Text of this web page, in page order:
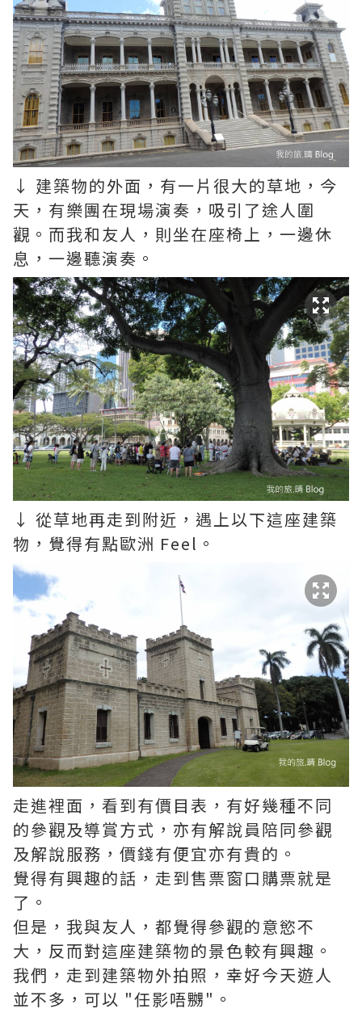
↓ 建築物的外面，有一片很大的草地，今
天，有樂團在現場演奏，吸引了途人圍
觀。而我和友人，則坐在座椅上，一邊休
息，一邊聽演奏。
↓ 從草地再走到附近，遇上以下這座建築
物，覺得有點歐洲 Feel。
走進裡面，看到有價目表，有好幾種不同
的參觀及導賞方式，亦有解說員陪同參觀
及解說服務，價錢有便宜亦有貴的。
覺得有興趣的話，走到售票窗口購票就是
了。
但是，我與友人，都覺得參觀的意慾不
大，反而對這座建築物的景色較有興趣。
我們，走到建築物外拍照，幸好今天遊人
並不多，可以 "任影唔嬲"。